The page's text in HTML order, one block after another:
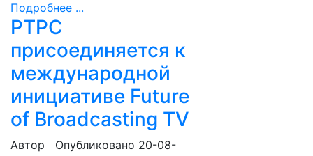
Подробнее ...
РТРС
присоединяется к
международной
инициативе Future
of Broadcasting TV
Автор
Опубликовано 20-08-